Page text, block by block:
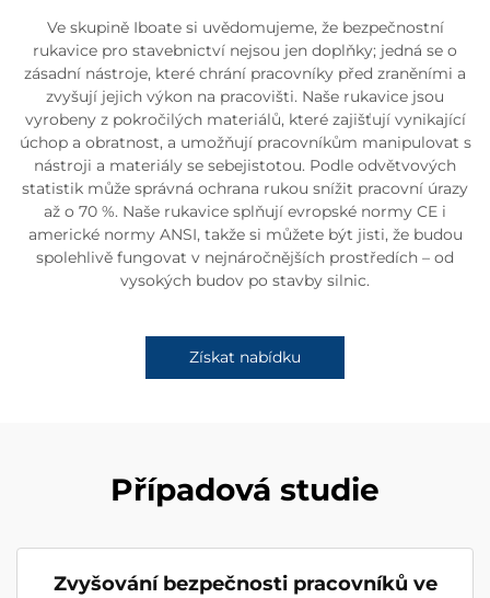
Ve skupině Iboate si uvědomujeme, že bezpečnostní
rukavice pro stavebnictví nejsou jen doplňky; jedná se o
zásadní nástroje, které chrání pracovníky před zraněními a
zvyšují jejich výkon na pracovišti. Naše rukavice jsou
vyrobeny z pokročilých materiálů, které zajišťují vynikající
úchop a obratnost, a umožňují pracovníkům manipulovat s
nástroji a materiály se sebejistotou. Podle odvětvových
statistik může správná ochrana rukou snížit pracovní úrazy
až o 70 %. Naše rukavice splňují evropské normy CE i
americké normy ANSI, takže si můžete být jisti, že budou
spolehlivě fungovat v nejnáročnějších prostředích – od
vysokých budov po stavby silnic.
Získat nabídku
Případová studie
Zvyšování bezpečnosti pracovníků ve